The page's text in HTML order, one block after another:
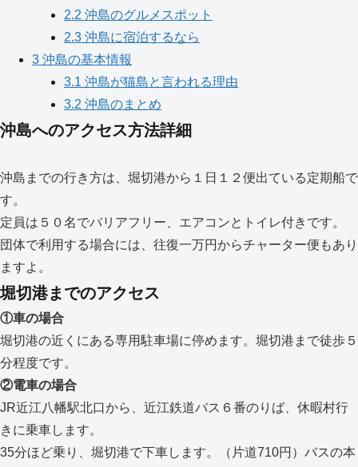
2.2 沖島のグルメスポット
2.3 沖島に宿泊するなら
3 沖島の基本情報
3.1 沖島が猫島と言われる理由
3.2 沖島のまとめ
沖島へのアクセス方法詳細
沖島までの行き方は、堀切港から１日１２便出ている定期船で
す。
定員は５０名でバリアフリー、エアコンとトイレ付きです。
団体で利用する場合には、往復一万円からチャーター便もあり
ますよ。
堀切港までのアクセス
①車の場合
堀切港の近くにある専用駐車場に停めます。堀切港まで徒歩５
分程度です。
②電車の場合
JR近江八幡駅北口から、近江鉄道バス６番のりば、休暇村行
きに乗車します。
35分ほど乗り、堀切港で下車します。（片道710円）バスの本